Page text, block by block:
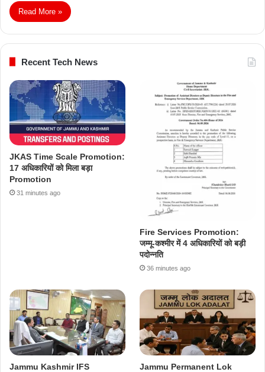
Read More »
Recent Tech News
JKAS Time Scale Promotion:
17 अधिकारियों को मिला बड़ा
Promotion
31 minutes ago
Fire Services Promotion:
जम्मू-कश्मीर में 4 अधिकारियों को बड़ी
पदोन्नति
36 minutes ago
Jammu Kashmir IFS
Jammu Permanent Lok